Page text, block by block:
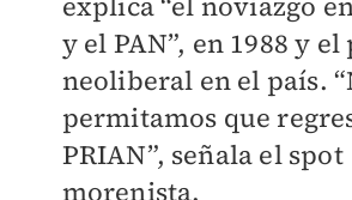
y el PAN”, en 1988 y
neoliberal en el país.
permitamos que
PRIAN”, señala el spot
morenista.